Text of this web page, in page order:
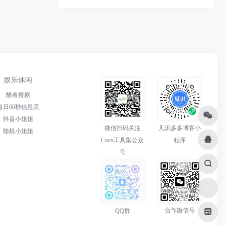
娱乐休闲
酷看搜剧
日60秒信息流
抖音小姐姐
随机小姐姐
微信扫码关注
Coco工具集公众
号
见识多多博客小
程序
QQ群 合作微信号